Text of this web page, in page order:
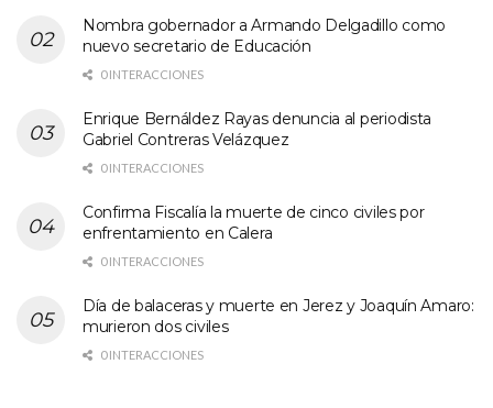
Nombra gobernador a Armando Delgadillo como
nuevo secretario de Educación
0 INTERACCIONES
Enrique Bernáldez Rayas denuncia al periodista
Gabriel Contreras Velázquez
0 INTERACCIONES
Confirma Fiscalía la muerte de cinco civiles por
enfrentamiento en Calera
0 INTERACCIONES
Día de balaceras y muerte en Jerez y Joaquín Amaro:
murieron dos civiles
0 INTERACCIONES